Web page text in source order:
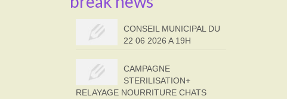
CONSEIL MUNICIPAL DU
22 06 2026 A 19H
CAMPAGNE
STERILISATION+
RELAYAGE NOURRITURE CHATS